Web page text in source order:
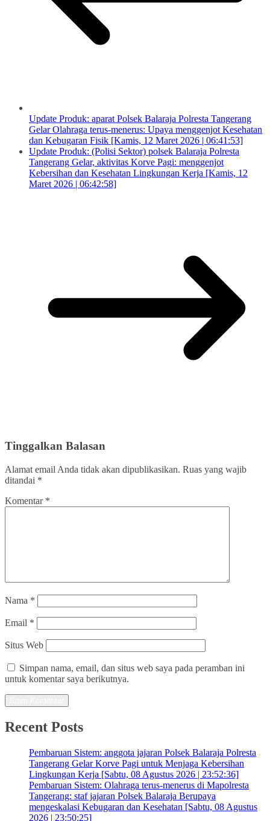
Update Produk: aparat Polsek Balaraja Polresta Tangerang
Gelar Olahraga terus-menerus: Upaya menggenjot Kesehatan
dan Kebugaran Fisik [Kamis, 12 Maret 2026 | 06:41:53]
Update Produk: (Polisi Sektor) polsek Balaraja Polresta
Tangerang Gelar, aktivitas Korve Pagi: menggenjot
Kebersihan dan Kesehatan Lingkungan Kerja [Kamis, 12
Maret 2026 | 06:42:58]
Tinggalkan Balasan
Alamat email Anda tidak akan dipublikasikan. Ruas yang wajib
ditandai *
Komentar *
Nama *
Email *
Situs Web
Simpan nama, email, dan situs web saya pada peramban ini
untuk komentar saya berikutnya.
Recent Posts
Pembaruan Sistem: anggota jajaran Polsek Balaraja Polresta
Tangerang Gelar Korve Pagi untuk Menjaga Kebersihan
Lingkungan Kerja [Sabtu, 08 Agustus 2026 | 23:52:36]
Pembaruan Sistem: Olahraga terus-menerus di Mapolresta
Tangerang: staf jajaran Polsek Balaraja Berupaya
mengeskalasi Kebugaran dan Kesehatan [Sabtu, 08 Agustus
2026 | 23:50:25]